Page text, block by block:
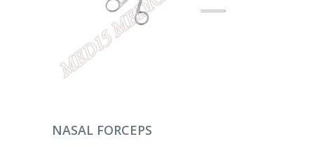
DEVAMINI OKU
NASAL FORCEPS